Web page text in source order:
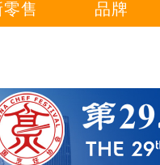
零售 品牌